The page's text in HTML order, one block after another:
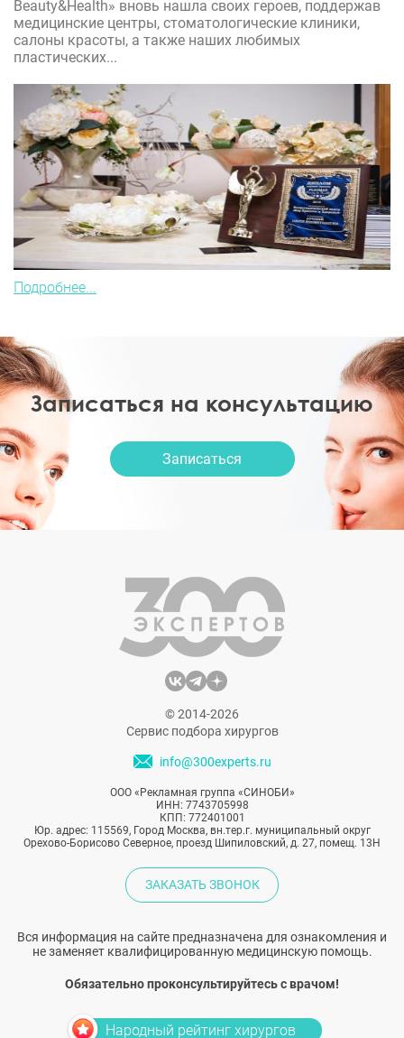
Beauty&Health» вновь нашла своих героев, поддержав
медицинские центры, стоматологические клиники,
салоны красоты, а также наших любимых
пластических...
Подробнее...
Записаться на консультацию
Записаться
© 2014-2026
Сервис подбора хирургов
info@300experts.ru
ООО «Рекламная группа «СИНОБИ»
ИНН: 7743705998
КПП: 772401001
Юр. адрес: 115569, Город Москва, вн.тер.г. муниципальный округ
Орехово-Борисово Северное, проезд Шипиловский, д. 27, помещ. 13Н
ЗАКАЗАТЬ ЗВОНОК
Вся информация на сайте предназначена для ознакомления и
не заменяет квалифицированную медицинскую помощь.
Обязательно проконсультируйтесь с врачом!
Народный рейтинг хирургов